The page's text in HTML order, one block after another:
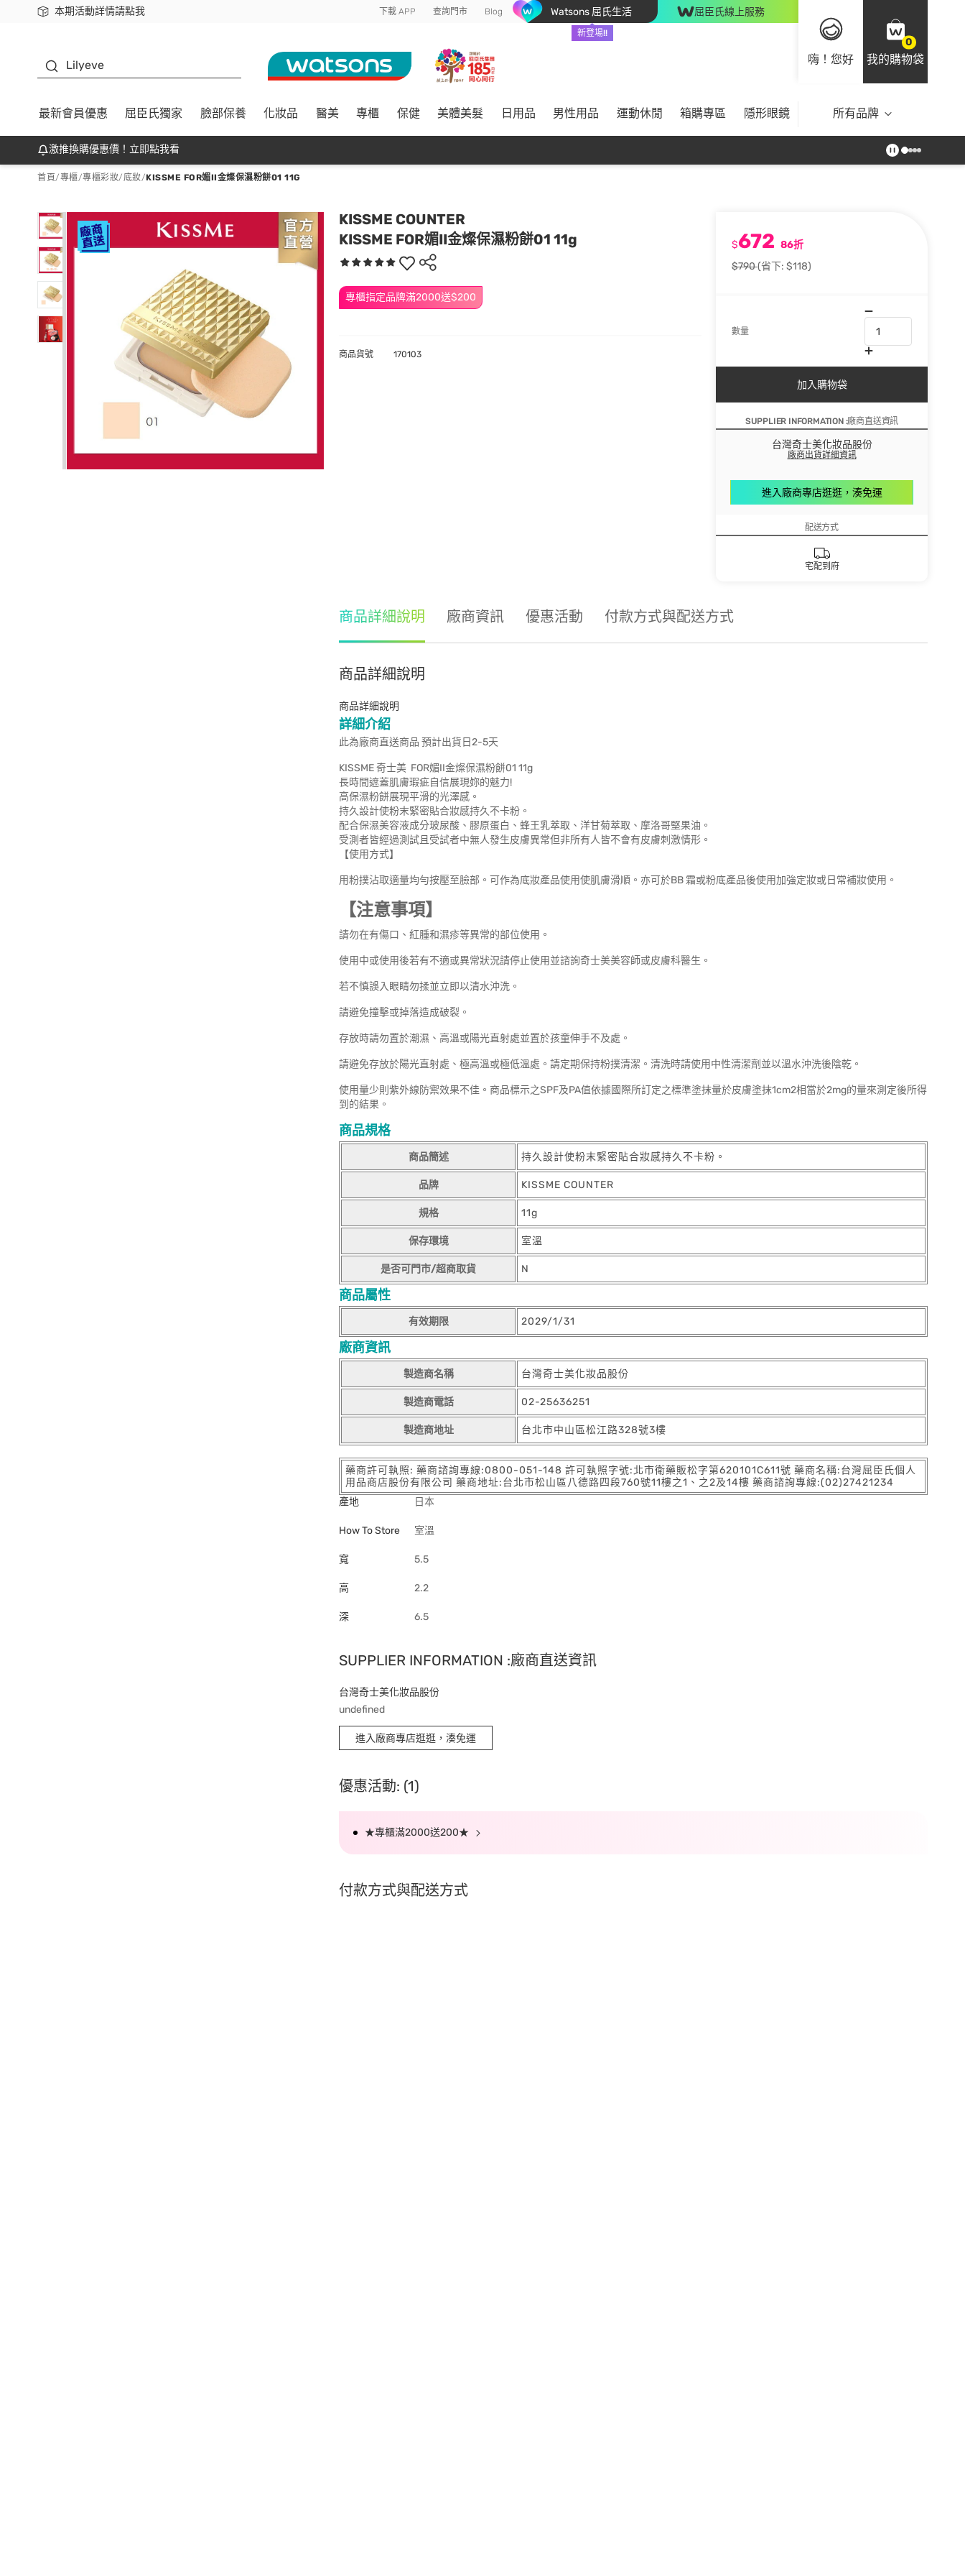
本期活動詳情請點我
下載app最高回饋$350 下載 APP 查詢門市 Blog Watsons 屈氏生活
新登場!!
屈臣氏線上服務
嗨！您好
0
我的購物袋
Lilyeve
最新會員優惠 屈臣氏獨家 臉部保養 化妝品 醫美 專櫃 保健 美體美髮 日用品 男性用品 運動休閒 箱購專區 隱形眼鏡 所有品牌
激推換購優惠價！立即點我看
首頁/專櫃/專櫃彩妝/底妝/KISSME FOR媚II金燦保濕粉餅01 11G
KISSME COUNTER
KISSME FOR媚II金燦保濕粉餅01 11g
專櫃指定品牌滿2000送$200
$672 86折
$790(省下: $118)
數量
加入購物袋
SUPPLIER INFORMATION :廠商直送資訊
台灣奇士美化妝品股份
廠商出貨詳細資訊
進入廠商專店逛逛，湊免運
配送方式
宅配到府
商品貨號 170103
商品詳細說明 廠商資訊 優惠活動 付款方式與配送方式
商品詳細說明
商品詳細說明
詳細介紹
此為廠商直送商品 預計出貨日2-5天
KISSME 奇士美 FOR媚II金燦保濕粉餅01 11g
長時間遮蓋肌膚瑕疵自信展現妳的魅力!
高保濕粉餅展現平滑的光澤感。
持久設計使粉末緊密貼合妝感持久不卡粉。
配合保濕美容液成分玻尿酸、膠原蛋白、蜂王乳萃取、洋甘菊萃取、摩洛哥堅果油。
受測者皆經過測試且受試者中無人發生皮膚異常但非所有人皆不會有皮膚刺激情形。
【使用方式】
用粉撲沾取適量均勻按壓至臉部。可作為底妝產品使用使肌膚滑順。亦可於BB 霜或粉底產品後使用加強定妝或日常補妝使用。
【注意事項】
請勿在有傷口、紅腫和濕疹等異常的部位使用。
使用中或使用後若有不適或異常狀況請停止使用並諮詢奇士美美容師或皮膚科醫生。
若不慎誤入眼睛勿揉並立即以清水沖洗。
請避免撞擊或掉落造成破裂。
存放時請勿置於潮濕、高溫或陽光直射處並置於孩童伸手不及處。
請避免存放於陽光直射處、極高溫或極低溫處。請定期保持粉撲清潔。清洗時請使用中性清潔劑並以溫水沖洗後陰乾。
使用量少則紫外線防禦效果不佳。商品標示之SPF及PA值依據國際所訂定之標準塗抹量於皮膚塗抹1cm2相當於2mg的量來測定後所得
到的結果。
商品規格
商品簡述 持久設計使粉末緊密貼合妝感持久不卡粉。
品牌 KISSME COUNTER
規格 11g
保存環境 室溫
是否可門市/超商取貨 N
商品屬性
有效期限 2029/1/31
廠商資訊
製造商名稱 台灣奇士美化妝品股份
製造商電話 02-25636251
製造商地址 台北市中山區松江路328號3樓
藥商許可執照: 藥商諮詢專線:0800-051-148 許可執照字號:北市衛藥販松字第620101C611號 藥商名稱:台灣屈臣氏個人
用品商店股份有限公司 藥商地址:台北市松山區八德路四段760號11樓之1、之2及14樓 藥商諮詢專線:(02)27421234
產地
日本
How To Store 室溫
寬 5.5
高 2.2
深 6.5
SUPPLIER INFORMATION :廠商直送資訊
台灣奇士美化妝品股份
undefined
進入廠商專店逛逛，湊免運
優惠活動: (1)
★專櫃滿2000送200★
付款方式與配送方式